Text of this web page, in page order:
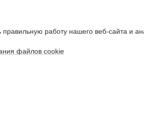
работу нашего веб-сайта и
файлов cookie